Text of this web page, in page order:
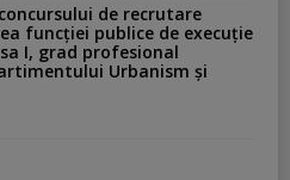
concursului de recrutare
funcției publice de execuție
I, grad profesional
Urbanism și